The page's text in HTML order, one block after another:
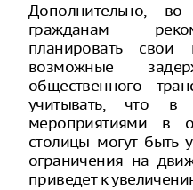
Дополнительно,
гражданам
планировать свои
возможные
общественного
учитывать, что
мероприятиями в
столицы могут быть
ограничения на
приведет к